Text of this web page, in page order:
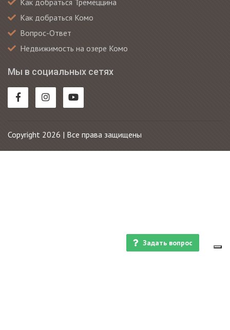
Как добраться Комо
Вопрос-Ответ
Недвижимость на озере Комо
Мы в социальных сетях
Copyright 2026 | Все права защищены
Задать вопрос